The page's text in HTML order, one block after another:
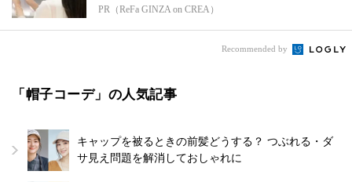
PR（ReFa GINZA on CREA）
Recommended by
「帽子コーデ」の人気記事
キャップを被るときの前髪どうする？ つぶれる・ダ
サ見え問題を解消しておしゃれに